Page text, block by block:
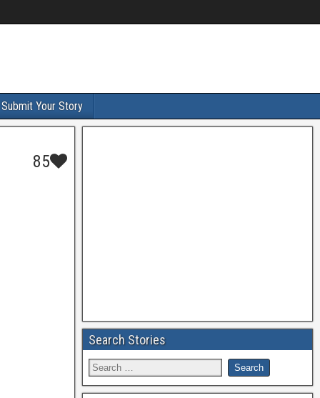
Submit Your Story
85
Search Stories